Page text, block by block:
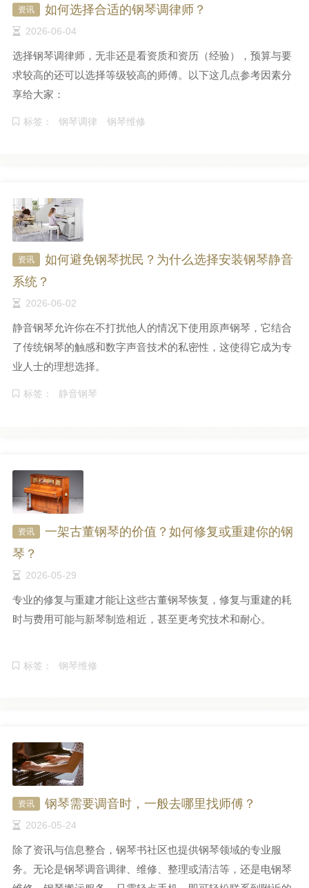
资讯 如何选择合适的钢琴调律师？
2026-06-04
选择钢琴调律师，无非还是看资质和资历（经验），预算与要
求较高的还可以选择等级较高的师傅。以下这几点参考因素分
享给大家：
标签： 钢琴调律 钢琴维修
资讯
如何避免钢琴扰民？为什么选择安装钢琴静音
系统？
2026-06-02
静音钢琴允许你在不打扰他人的情况下使用原声钢琴，它结合
了传统钢琴的触感和数字声音技术的私密性，这使得它成为专
业人士的理想选择。
标签： 静音钢琴
资讯
一架古董钢琴的价值？如何修复或重建你的钢
琴？
2026-05-29
专业的修复与重建才能让这些古董钢琴恢复，修复与重建的耗
时与费用可能与新琴制造相近，甚至更考究技术和耐心。
标签： 钢琴维修
资讯 钢琴需要调音时，一般去哪里找师傅？
2026-05-24
除了资讯与信息整合，钢琴书社区也提供钢琴领域的专业服
务。无论是钢琴调音调律、维修、整理或清洁等，还是电钢琴